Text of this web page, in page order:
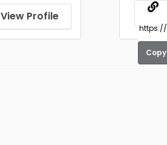
Copy
View Profile